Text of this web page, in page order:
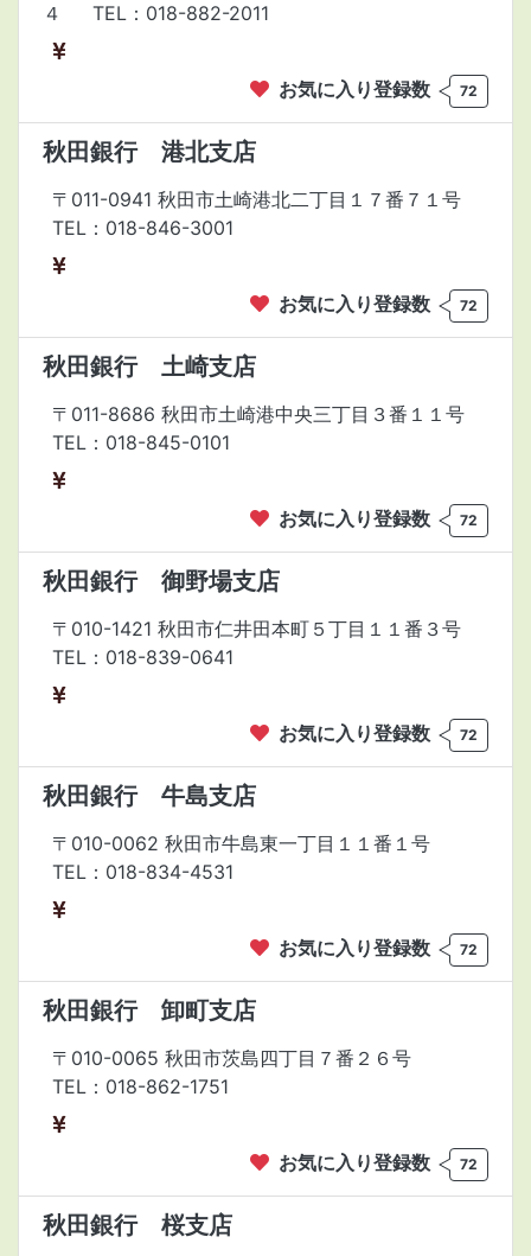
４
TEL：018-882-2011
お気に入り登録数 72
秋田銀行 港北支店
〒011-0941 秋田市土崎港北二丁目１７番７１号
TEL：018-846-3001
お気に入り登録数 72
秋田銀行 土崎支店
〒011-8686 秋田市土崎港中央三丁目３番１１号
TEL：018-845-0101
お気に入り登録数 72
秋田銀行 御野場支店
〒010-1421 秋田市仁井田本町５丁目１１番３号
TEL：018-839-0641
お気に入り登録数 72
秋田銀行 牛島支店
〒010-0062 秋田市牛島東一丁目１１番１号
TEL：018-834-4531
お気に入り登録数 72
秋田銀行 卸町支店
〒010-0065 秋田市茨島四丁目７番２６号
TEL：018-862-1751
お気に入り登録数 72
秋田銀行 桜支店